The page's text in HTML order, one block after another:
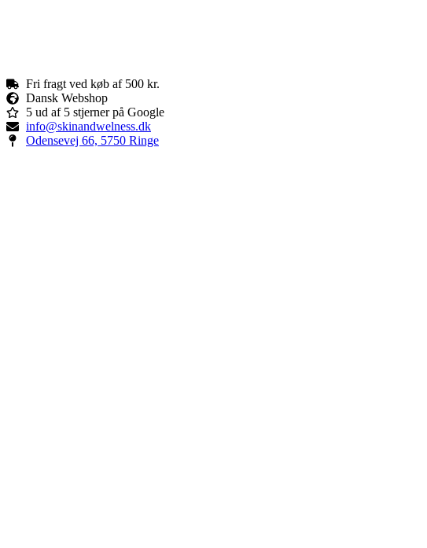
Fri fragt ved køb af 500 kr.
Dansk Webshop
5 ud af 5 stjerner på Google
info@skinandwelness.dk
Odensevej 66, 5750 Ringe